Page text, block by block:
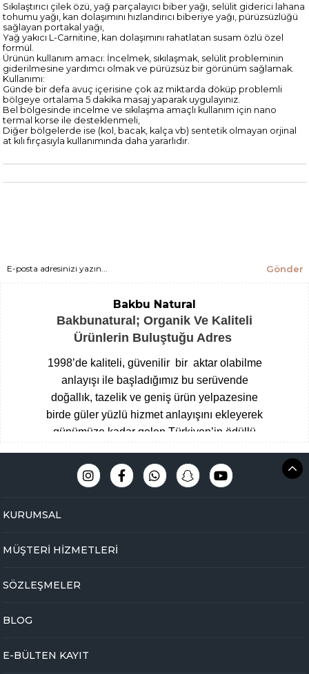
Sıkılaştırıcı çilek özü, yağ parçalayıcı biber yağı, selülit giderici lahana
tohumu yağı, kan dolaşımını hızlandırıcı biberiye yağı, pürüzsüzlüğü
sağlayan portakal yağı,
Yağ yakıcı L-Carnitine, kan dolaşımını rahatlatan susam özlü özel
formül.
Ürünün kullanım amacı: İncelmek, sıkılaşmak, selülit probleminin
giderilmesine yardımcı olmak ve pürüzsüz bir görünüm sağlamak.
Kullanımı:
Günde bir defa avuç içerisine çok az miktarda döküp problemli
bölgeye ortalama 5 dakika masaj yaparak uygulayınız.
Bel bölgesinde incelme ve sıkılaşma amaçlı kullanım için nano
termal korse ile desteklenmeli,
Diğer bölgelerde ise (kol, bacak, kalça vb) sentetik olmayan orjinal
at kılı fırçasıyla kullanımında daha yararlıdır.
Gönder
Bakbu Natural
Bakbunatural; Organik Ve Kaliteli
Ürünlerin Buluştuğu Adres
1998’de kaliteli, güvenilir bir aktar olabilme
anlayışı ile başladığımız bu serüvende
doğallık, tazelik ve geniş ürün yelpazesine
birde güler yüzlü hizmet anlayışını ekleyerek
günümüze kadar gelen Türkiyen’in ödüllü
Baharatçısı, şimdide Bakbunatural ailesi
olarak online mağazamız ile hizmet
odaklı,eğitimli ve tecrübeli uzman kadromuz
planda tutarak Çengelköy mağazamızda
bakbunatural.com güvencesi ile devam
bitkilere
KURUMSAL
MÜŞTERİ HİZMETLERİ
SÖZLEŞMELER
BLOG
E-BÜLTEN KAYIT